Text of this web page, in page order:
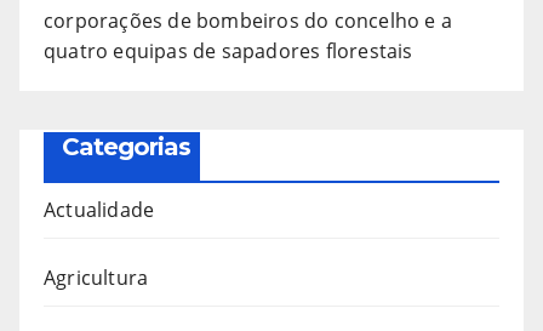
corporações de bombeiros do concelho e a
quatro equipas de sapadores florestais
Categorias
Actualidade
Agricultura